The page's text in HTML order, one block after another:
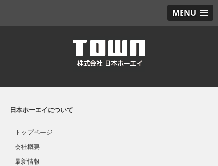
MENU
日本ホーエイについて
トップページ
会社概要
最新情報